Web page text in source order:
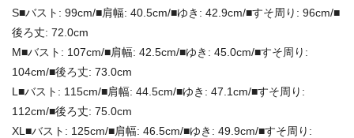
S■バスト: 99cm/■肩幅: 40.5cm/■ゆき: 42.9cm/■すそ周り: 96cm/■
後ろ丈: 72.0cm
M■バスト: 107cm/■肩幅: 42.5cm/■ゆき: 45.0cm/■すそ周り:
104cm/■後ろ丈: 73.0cm
L■バスト: 115cm/■肩幅: 44.5cm/■ゆき: 47.1cm/■すそ周り:
112cm/■後ろ丈: 75.0cm
XL■バスト: 125cm/■肩幅: 46.5cm/■ゆき: 49.9cm/■すそ周り: